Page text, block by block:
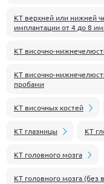
КТ верхней или нижней
имплантации от 4 до 8
КТ височно-
КТ височно-
пробами
КТ височных костей
КТ глазницы КТ
КТ головного мозга
КТ головного мозга (без